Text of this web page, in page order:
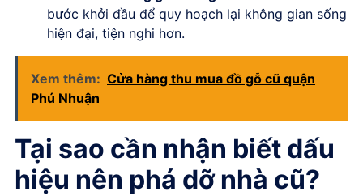
bước khởi đầu để quy hoạch lại không gian sống
hiện đại, tiện nghi hơn.
Xem thêm: Cửa hàng thu mua đồ gỗ cũ quận
Phú Nhuận
Tại sao cần nhận biết dấu
hiệu nên phá dỡ nhà cũ?